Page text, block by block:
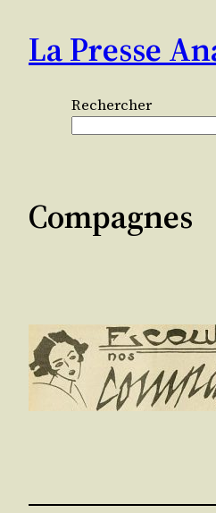
contenu
La Presse
Rechercher
Compagnes